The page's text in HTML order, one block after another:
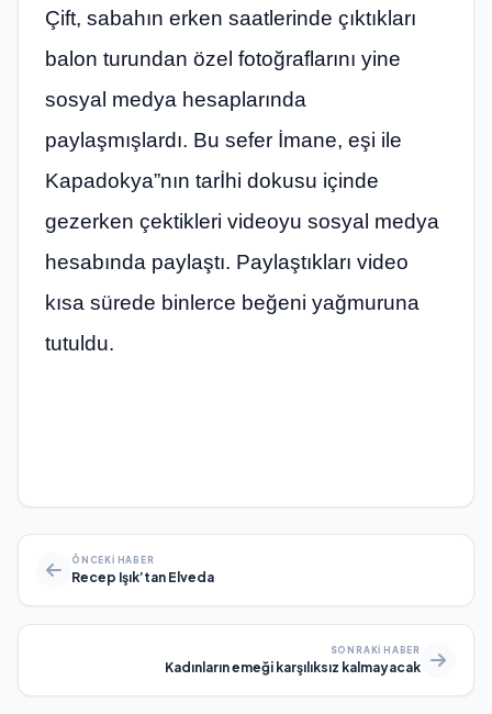
Çift, sabahın erken saatlerinde çıktıkları
balon turundan özel fotoğraflarını yine
sosyal medya hesaplarında
paylaşmışlardı. Bu sefer İmane, eşi ile
Kapadokya”nın tarİhi dokusu içinde
gezerken çektikleri videoyu sosyal medya
hesabında paylaştı. Paylaştıkları video
kısa sürede binlerce beğeni yağmuruna
tutuldu.
ÖNCEKI HABER
Recep Işık’tan Elveda
SONRAKI HABER
Kadınların emeği karşılıksız kalmayacak